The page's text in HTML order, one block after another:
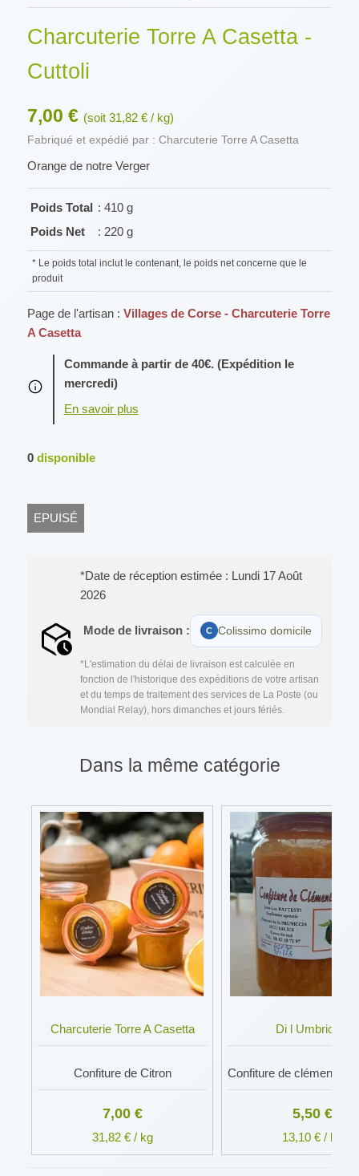
Charcuterie Torre A Casetta -
Cuttoli
7,00 € (soit 31,82 € / kg)
Fabriqué et expédié par : Charcuterie Torre A Casetta
Orange de notre Verger
Poids Total : 410 g
Poids Net
: 220 g
* Le poids total inclut le contenant, le poids net concerne que le
produit
Page de l'artisan : Villages de Corse - Charcuterie Torre
A Casetta
Commande à partir de 40€. (Expédition le
mercredi)
0 disponible
EPUISÉ
*Date de réception estimée : Lundi 17 Août
2026
Mode de livraison : Colissimo domicile
*L'estimation du délai de livraison est calculée en
fonction de l'historique des expéditions de votre artisan
et du temps de traitement des services de La Poste (ou
Mondial Relay), hors dimanches et jours fériés.
Dans la même catégorie
Charcuterie Torre A Casetta
Confiture de Citron
7,00 €
31,82 € / kg
Di l Umbriccia
Confiture de
5,50 €
13,10 € / kg